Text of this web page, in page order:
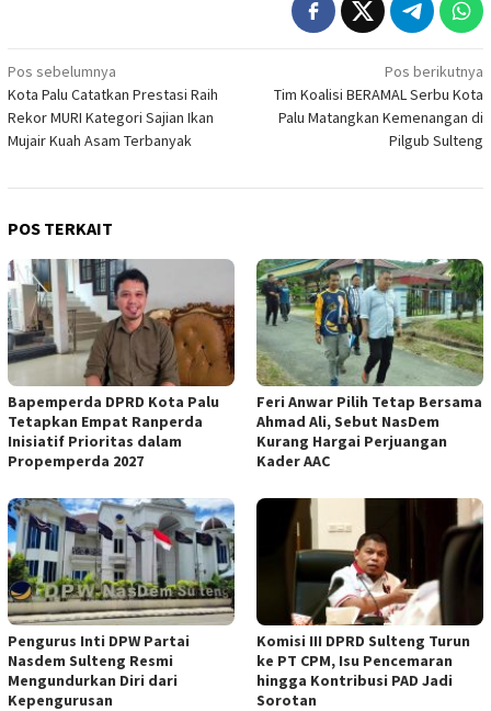
Navigasi
pos
Pos sebelumnya
Kota Palu Catatkan Prestasi Raih
Rekor MURI Kategori Sajian Ikan
Mujair Kuah Asam Terbanyak
Pos berikutnya
Tim Koalisi BERAMAL Serbu Kota
Palu Matangkan Kemenangan di
Pilgub Sulteng
POS TERKAIT
Bapemperda DPRD Kota Palu
Tetapkan Empat Ranperda
Inisiatif Prioritas dalam
Propemperda 2027
Feri Anwar Pilih Tetap Bersama
Ahmad Ali, Sebut NasDem
Kurang Hargai Perjuangan
Kader AAC
Pengurus Inti DPW Partai
Nasdem Sulteng Resmi
Mengundurkan Diri dari
Kepengurusan
Komisi III DPRD Sulteng Turun
ke PT CPM, Isu Pencemaran
hingga Kontribusi PAD Jadi
Sorotan